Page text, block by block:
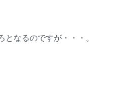
なるのですが・・・。